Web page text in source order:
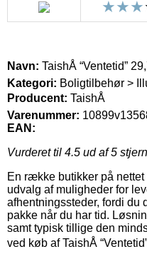
Navn: TaishÅ “Ventetid”
Kategori: Boligtilbehør >
Producent: TaishÅ
Varenummer:
EAN:
Vurderet til 4.5 ud af 5
En række butikker på
udvalg af muligheder for
afhentningssteder, fordi du
pakke når du har tid.
samt typisk tillige den
ved køb af TaishÅ